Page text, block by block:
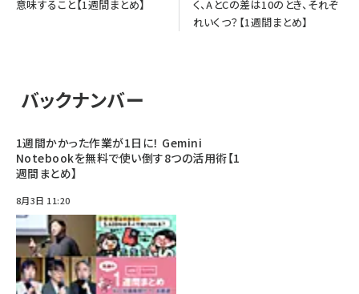
意味すること【1週間まとめ】
く、AとCの差は10のとき、それぞ
れいくつ？【1週間まとめ】
バックナンバー
1週間かかった作業が1日に！ Gemini
Notebookを無料で使い倒す8つの活用術【1
週間まとめ】
8月3日 11:20